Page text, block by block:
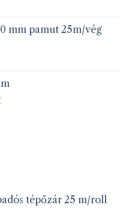
mm pamut 25m/vég
Ártartomány:
tépőzár 25 m/roll